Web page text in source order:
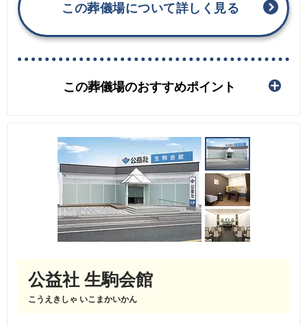
この葬儀場について詳しく見る
この葬儀場のおすすめポイント
公益社 生駒会館
こうえきしゃ いこまかいかん